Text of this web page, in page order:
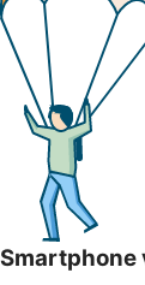
Smartphone